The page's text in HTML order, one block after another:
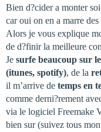
Bien d?cider a monter
car oui on en a marre
Alors je vous explique
de d?finir la meilleure
Je surfe beaucoup sur
(itunes, spotify), de la
il m’arrive de temps en
comme derni?rement
via le logiciel Freemake
bien sur (suivez tous